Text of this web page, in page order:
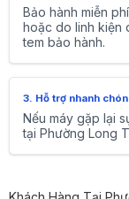
Bảo hành miễn
hoặc do linh kiện
tem bảo hành.
3. Hỗ trợ nhanh
Nếu máy gặp lại
tại Phường Long